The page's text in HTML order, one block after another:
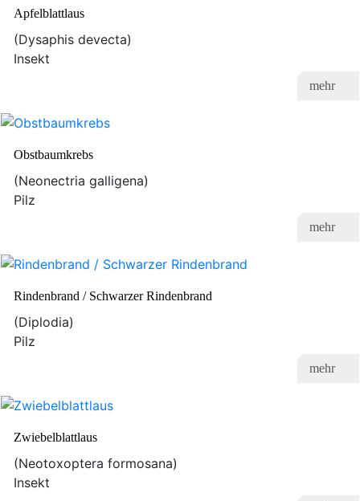
Apfelblattlaus
(Dysaphis devecta)
Insekt
mehr
Obstbaumkrebs
(Neonectria galligena)
Pilz
mehr
Rindenbrand / Schwarzer Rindenbrand
(Diplodia)
Pilz
mehr
Zwiebelblattlaus
(Neotoxoptera formosana)
Insekt